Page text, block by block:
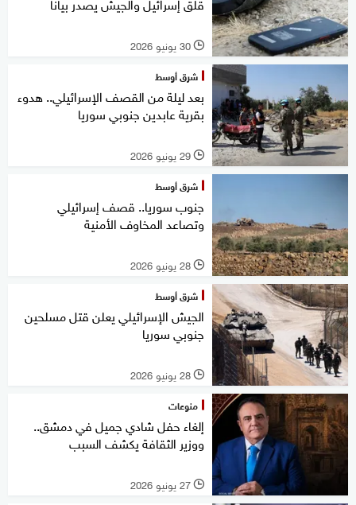
l 30 يونيو 2026
شرق أوسط
بعد ليلة من القصف الإسرائيلي.. هدوء
بقرية عابدين جنوبي سوريا
l 29 يونيو 2026
شرق أوسط
جنوب سوريا.. قصف إسرائيلي
وتصاعد المخاوف الأمنية
l 28 يونيو 2026
شرق أوسط
الجيش الإسرائيلي يعلن قتل مسلحين
جنوبي سوريا
l 28 يونيو 2026
منوعات
إلغاء حفل شادي جميل في دمشق..
ووزير الثقافة يكشف السبب
l 27 يونيو 2026